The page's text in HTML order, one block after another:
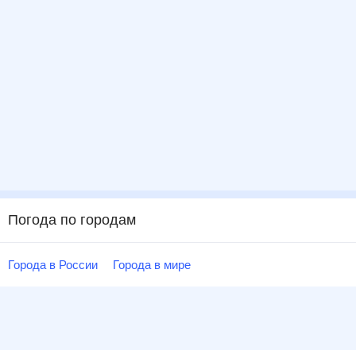
Погода по городам
Города в России Города в мире